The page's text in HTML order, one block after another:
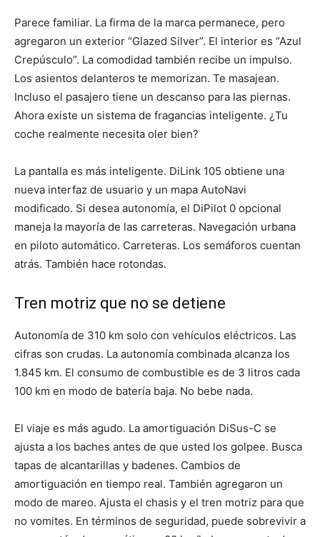
Parece familiar. La firma de la marca permanece, pero
agregaron un exterior “Glazed Silver”. El interior es “Azul
Crepúsculo”. La comodidad también recibe un impulso.
Los asientos delanteros te memorizan. Te masajean.
Incluso el pasajero tiene un descanso para las piernas.
Ahora existe un sistema de fragancias inteligente. ¿Tu
coche realmente necesita oler bien?
La pantalla es más inteligente. DiLink 105 obtiene una
nueva interfaz de usuario y un mapa AutoNavi
modificado. Si desea autonomía, el DiPilot 0 opcional
maneja la mayoría de las carreteras. Navegación urbana
en piloto automático. Carreteras. Los semáforos cuentan
atrás. También hace rotondas.
Tren motriz que no se detiene
Autonomía de 310 km solo con vehículos eléctricos. Las
cifras son crudas. La autonomía combinada alcanza los
1.845 km. El consumo de combustible es de 3 litros cada
100 km en modo de batería baja. No bebe nada.
El viaje es más agudo. La amortiguación DiSus-C se
ajusta a los baches antes de que usted los golpee. Busca
tapas de alcantarillas y badenes. Cambios de
amortiguación en tiempo real. También agregaron un
modo de mareo. Ajusta el chasis y el tren motriz para que
no vomites. En términos de seguridad, puede sobrevivir a